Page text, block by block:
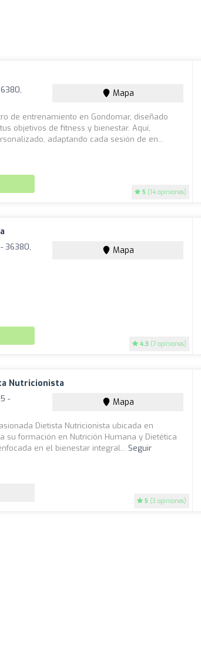
5 (14 opiniones)
Mapa
de entrenamiento en Gondomar, diseñado
objetivos de fitness y bienestar. Aquí,
adaptando cada sesión de en...
4.3 (7 opiniones)
36380,
Mapa
Nutricionista
5 (3 opiniones)
-
Mapa
Dietista Nutricionista ubicada en
su formación en Nutrición Humana y Dietética
en el bienestar integral... Seguir